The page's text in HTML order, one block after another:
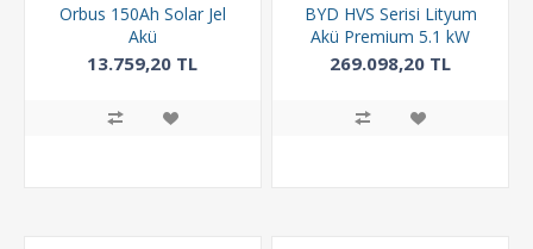
Orbus 150Ah Solar Jel
Akü
13.759,20 TL
BYD HVS Serisi Lityum
Akü Premium 5.1 kW
269.098,20 TL